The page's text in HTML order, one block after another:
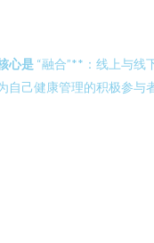
心是 “融合”**：线上与线
己健康管理的积极参与者